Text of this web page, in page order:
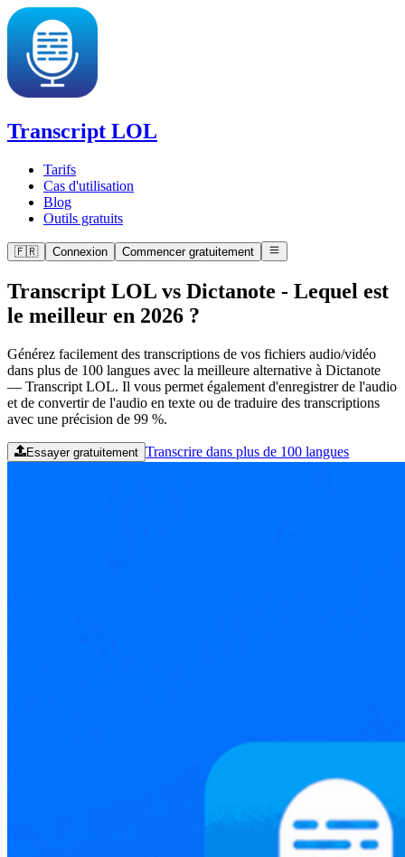
Transcript LOL
Tarifs
Cas d'utilisation
Blog
Outils gratuits
🇫🇷 Connexion Commencer gratuitement
Transcript LOL vs Dictanote - Lequel est
le meilleur en 2026 ?
Générez facilement des transcriptions de vos fichiers audio/vidéo
dans plus de 100 langues avec la meilleure alternative à Dictanote
— Transcript LOL. Il vous permet également d'enregistrer de l'audio
et de convertir de l'audio en texte ou de traduire des transcriptions
avec une précision de 99 %.
Essayer gratuitement Transcrire dans plus de 100 langues